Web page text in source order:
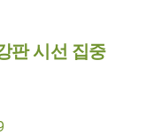
판 시선 집중